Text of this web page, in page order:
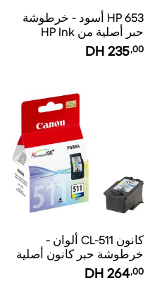
HP 653 أسود - خرطوشة
حبر أصلية من HP Ink
Advantage
235,00
كانون CL-511 ألوان -
خرطوشة حبر كانون أصلية
264,00